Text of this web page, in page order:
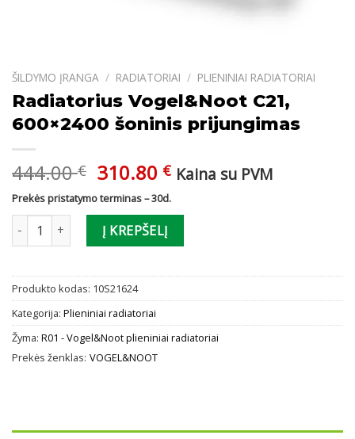
ŠILDYMO ĮRANGA / RADIATORIAI / PLIENINIAI RADIATORIAI
Radiatorius Vogel&Noot C21,
600×2400 šoninis prijungimas
444.00€ Original
price
was:
444.00 €.
310.80 €Current
is:
Kaina su PVM
Prekės pristatymo terminas – 30d.
produkto kiekis: Radiatorius Vogel&Noot C21, 600x2400 šoninis
Į KREPŠELĮ
Produkto kodas: 10S21624
Kategorija: Plieniniai radiatoriai
Žyma: R01 - Vogel&Noot plieniniai radiatoriai
Prekės ženklas: VOGEL&NOOT